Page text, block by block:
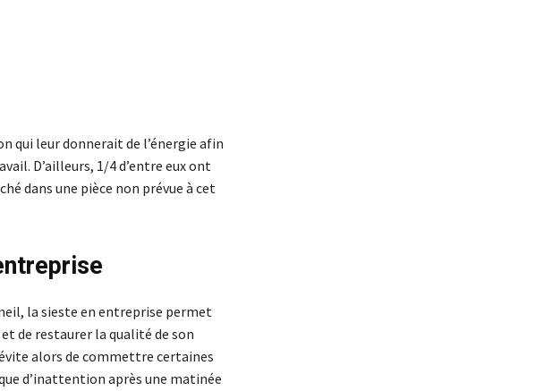
qui leur donnerait de l’énergie afin
D’ailleurs, 1/4 d’entre eux ont
dans une pièce non prévue à cet
la sieste en entreprise permet
de restaurer la qualité de son
alors de commettre certaines
d’inattention après une matinée